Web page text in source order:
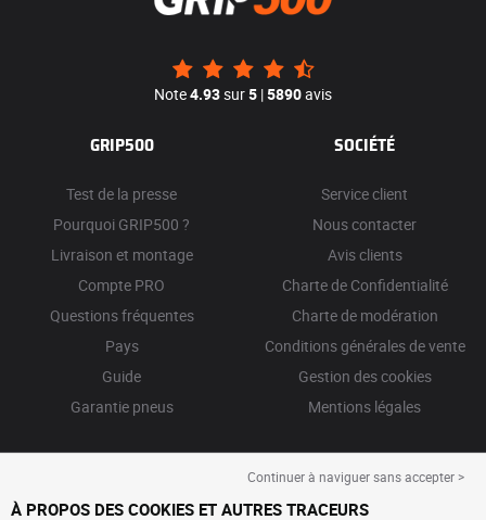
Note4.93sur5 |5890avis
GRIP500
Test de la presse
Pourquoi GRIP500 ?
Livraison et montage
Compte PRO
Questions fréquentes
Pays
Guide
Garantie pneus
SOCIÉTÉ
Service client
Nous contacter
Avis clients
Charte de Confidentialité
Charte de modération
Conditions générales de vente
Gestion des cookies
Mentions légales
Continuer à naviguer sans accepter >
À PROPOS DES COOKIES ET AUTRES TRACEURS